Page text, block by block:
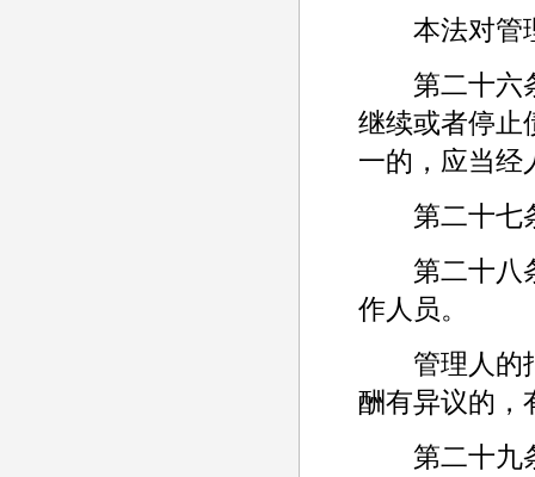
本法对管理
第二十六条
继续或者停止
一的，应当经
第二十七条
第二十八条
作人员。
管理人的报
酬有异议的，
第二十九条